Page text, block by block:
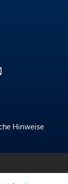
Hinweise